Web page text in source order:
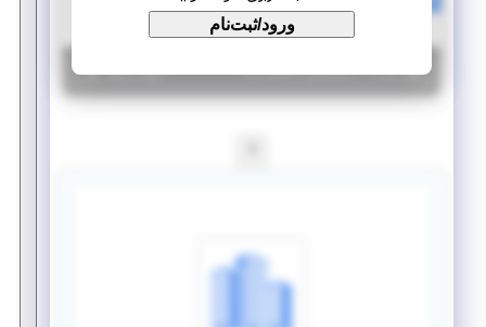
ورود/ثبت‌نام
کارآموزی منجر ‌به استخدام
تهران |۶ سال پیش | منقضی شده جزئیات بیشتر